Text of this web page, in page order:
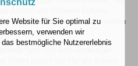
Anzahl und Schwere früherer
Angaben aus den Studien wurden
fand sich kein eindeutiger
Effekt jedoch bei klar als schwer
Website für Sie optimal zu
verwenden wir
bestmögliche Nutzererlebnis